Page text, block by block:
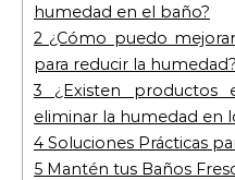
humedad en el baño?
2 ¿Cómo puedo
para reducir la humedad?
3 ¿Existen productos
eliminar la humedad en
4 Soluciones Prácticas
5 Mantén tus Baños